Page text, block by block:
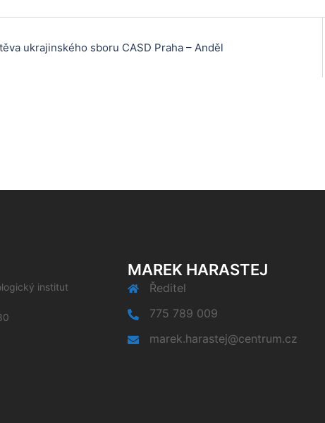
ukrajinského sboru CASD Praha – Anděl
institut
MAREK HARASTEJ
Ředitel
775 789 009
marek.harastej@centrum.cz